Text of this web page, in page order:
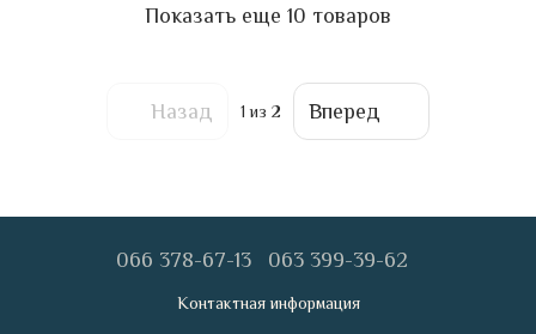
Показать еще 10 товаров
Назад 1 из 2 Вперед
066 378-67-13 063 399-39-62
Контактная информация